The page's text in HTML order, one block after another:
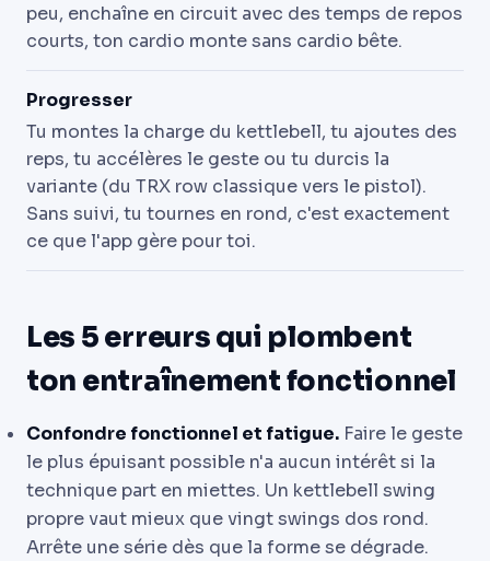
peu, enchaîne en circuit avec des temps de repos
courts, ton cardio monte sans cardio bête.
Progresser
Tu montes la charge du kettlebell, tu ajoutes des
reps, tu accélères le geste ou tu durcis la
variante (du TRX row classique vers le pistol).
Sans suivi, tu tournes en rond, c'est exactement
ce que l'app gère pour toi.
Les 5 erreurs qui plombent
ton entraînement fonctionnel
Confondre fonctionnel et fatigue. Faire le geste
le plus épuisant possible n'a aucun intérêt si la
technique part en miettes. Un kettlebell swing
propre vaut mieux que vingt swings dos rond.
Arrête une série dès que la forme se dégrade.